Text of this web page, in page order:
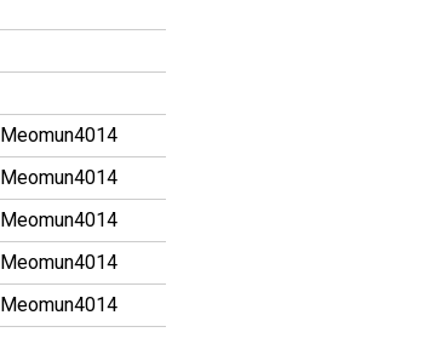
Meomun4014
Meomun4014
Meomun4014
Meomun4014
Meomun4014